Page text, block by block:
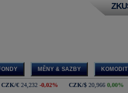
MĚNY & SAZBY
CZK/€ 24,232 -0,02% CZK/$ 20,966 0,00%